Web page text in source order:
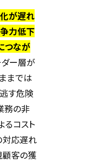
が遅れ
力低下
つなが
ダー層が
までは
す危険
務の非
コスト
対応遅れ
顧客の獲